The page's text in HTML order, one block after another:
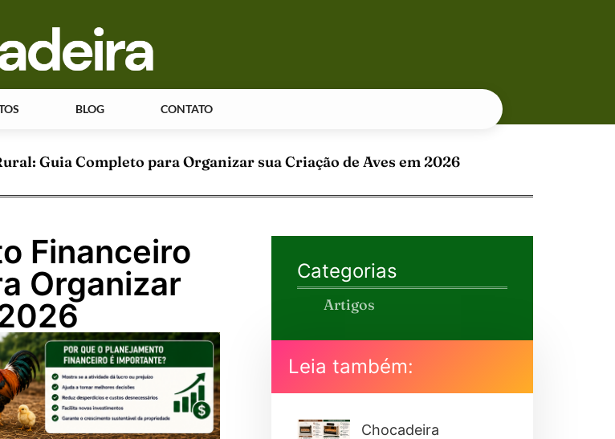
BLOG CONTATO
Guia Completo para Organizar sua Criação de Aves em 2026
Financeiro
Organizar
Categorias
Artigos
Leia também:
Chocadeira